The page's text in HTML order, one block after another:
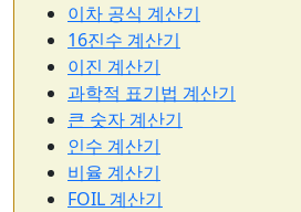
이차 공식 계산기
16진수 계산기
이진 계산기
과학적 표기법 계산기
큰 숫자 계산기
인수 계산기
비율 계산기
FOIL 계산기